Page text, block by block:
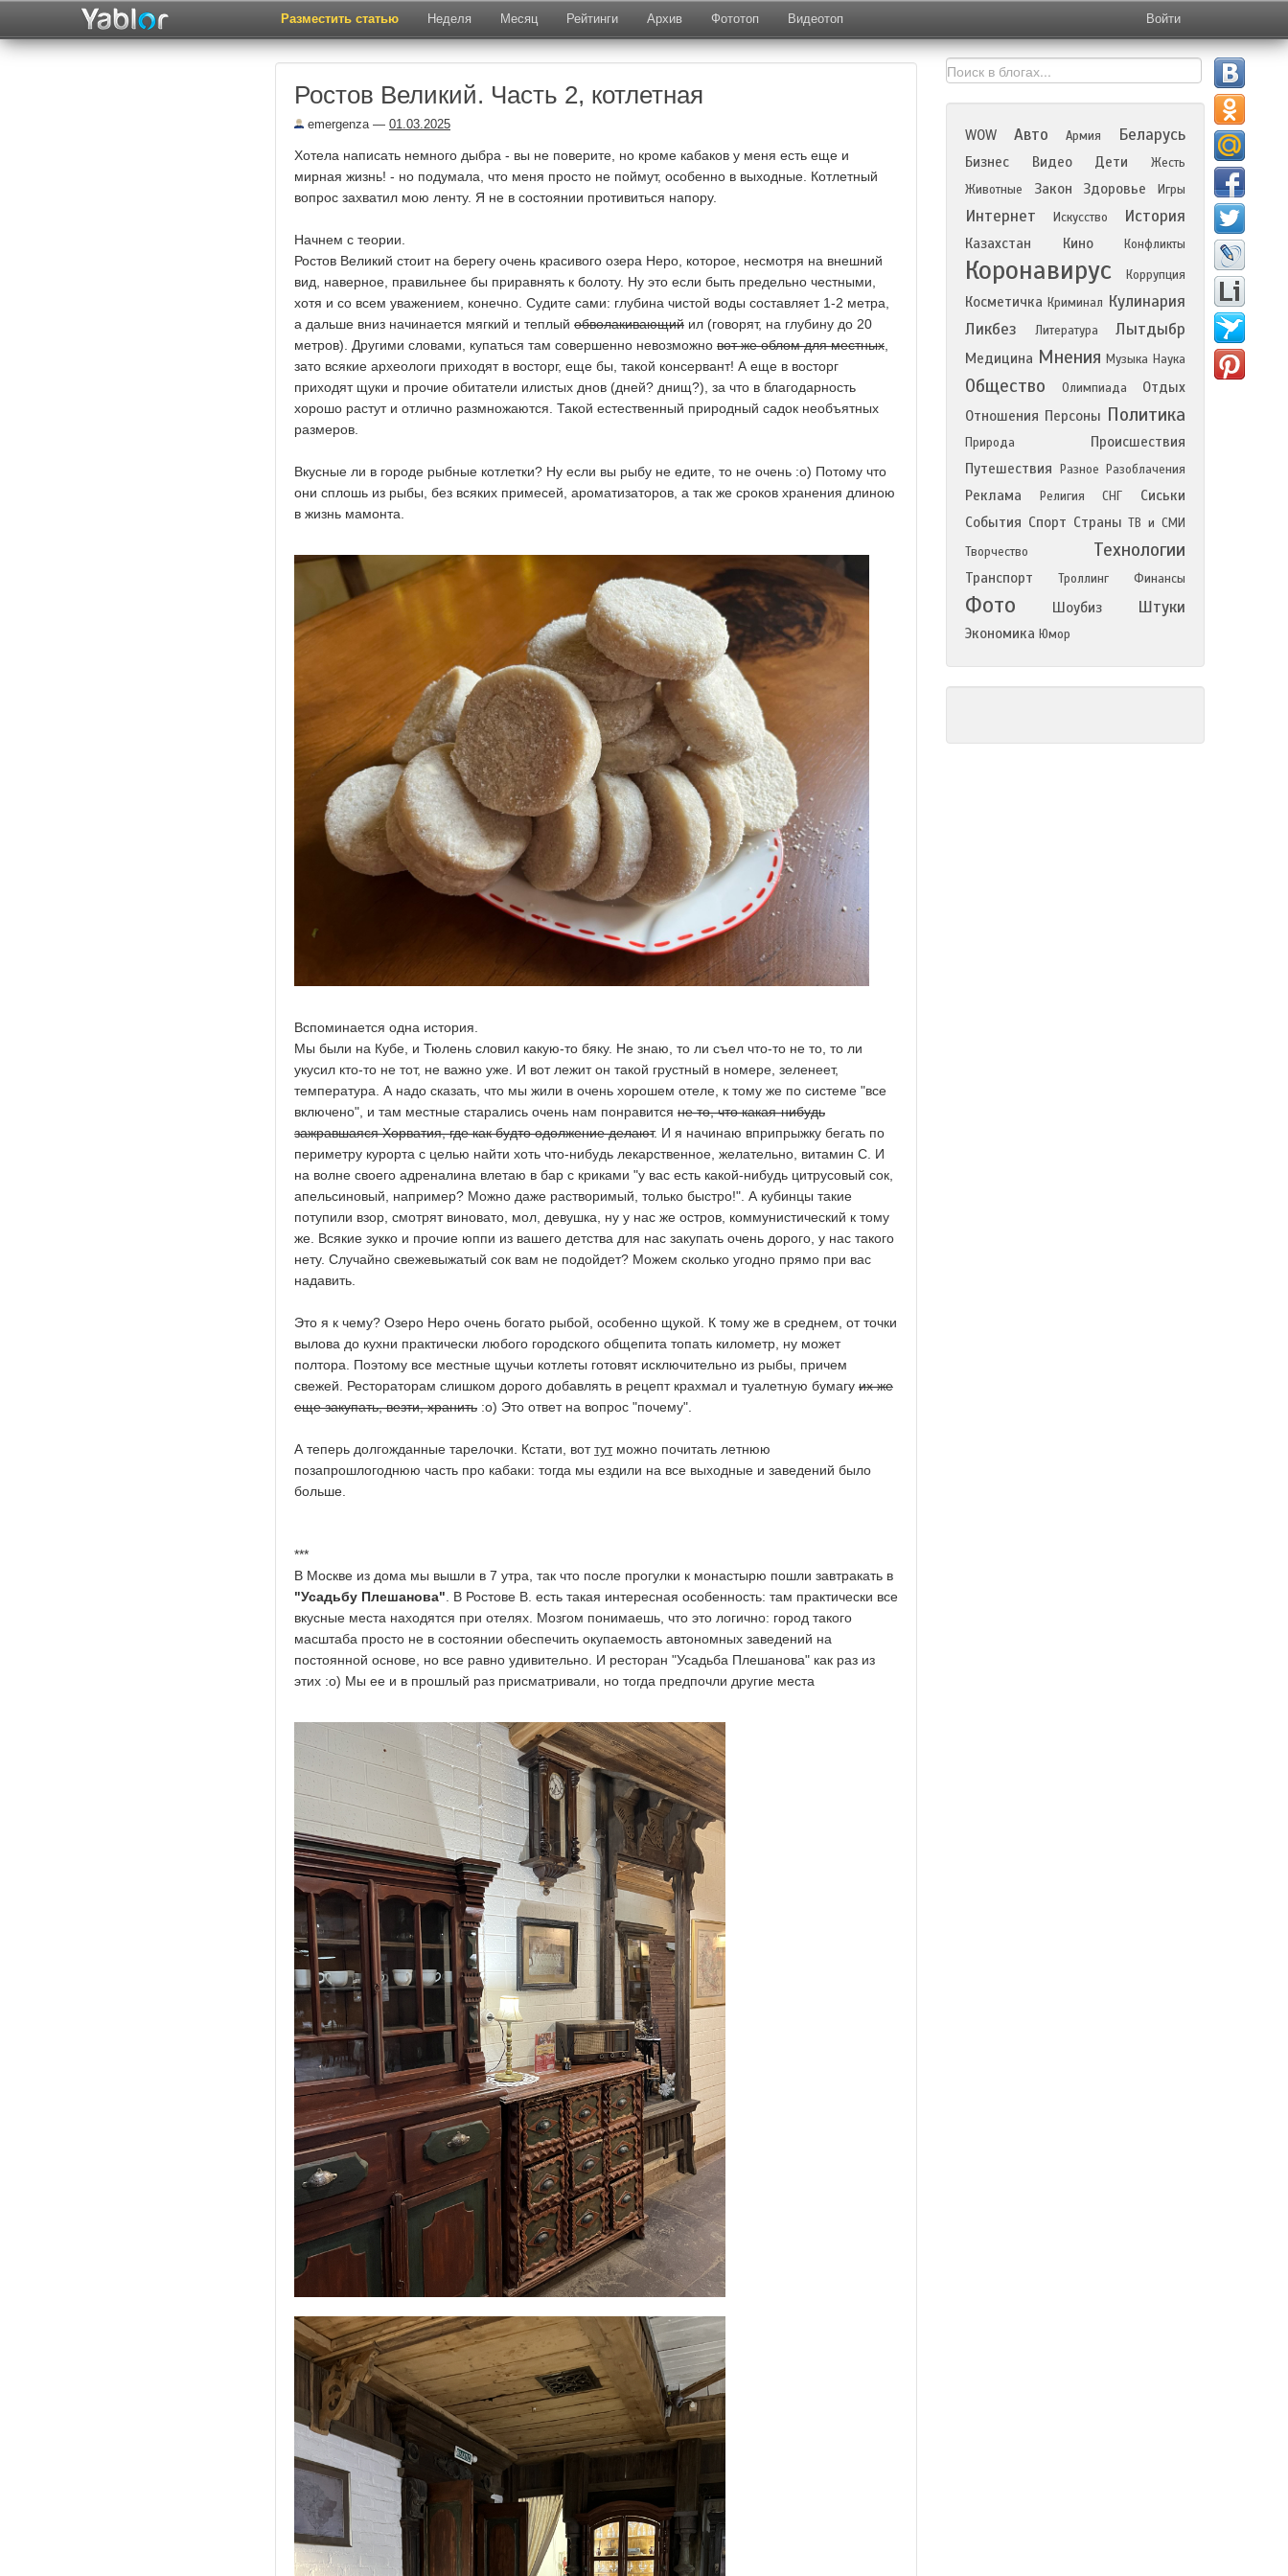
Разместить статью Неделя Месяц Рейтинги Архив Фототоп Видеотоп Войти
Ростов Великий. Часть 2, котлетная
emergenza— 01.03.2025
Хотела написать немного дыбра - вы не поверите, но кроме кабаков у меня есть еще и
мирная жизнь! - но подумала, что меня просто не поймут, особенно в выходные. Котлетный
вопрос захватил мою ленту. Я не в состоянии противиться напору.
Начнем с теории.
Ростов Великий стоит на берегу очень красивого озера Неро, которое, несмотря на внешний
вид, наверное, правильнее бы приравнять к болоту. Ну это если быть предельно честными,
хотя и со всем уважением, конечно. Судите сами: глубина чистой воды составляет 1-2 метра,
а дальше вниз начинается мягкий и теплый обволакивающий ил (говорят, на глубину до 20
метров). Другими словами, купаться там совершенно невозможно вот же облом для местных
зато всякие археологи приходят в восторг, еще бы, такой консервант! А еще в восторг
приходят щуки и прочие обитатели илистых днов (дней? днищ?), за что в благодарность
хорошо растут и отлично размножаются. Такой естественный природный садок необъятных
размеров.
Вкусные ли в городе рыбные котлетки? Ну если вы рыбу не едите, то не очень :о) Потому что
они сплошь из рыбы, без всяких примесей, ароматизаторов, а так же сроков хранения длиною
в жизнь мамонта.
Вспоминается одна история.
Мы были на Кубе, и Тюлень словил какую-то бяку. Не знаю, то ли съел что-то не то, то ли
укусил кто-то не тот, не важно уже. И вот лежит он такой грустный в номере, зеленеет,
температура. А надо сказать, что мы жили в очень хорошем отеле, к тому же по системе "все
включено", и там местные старались очень нам понравится не то, что какая-нибудь
зажравшаяся Хорватия, где как будто одолжение делают. И я начинаю вприпрыжку бегать по
периметру курорта с целью найти хоть что-нибудь лекарственное, желательно, витамин С. И
на волне своего адреналина влетаю в бар с криками "у вас есть какой-нибудь цитрусовый сок,
апельсиновый, например? Можно даже растворимый, только быстро!". А кубинцы такие
потупили взор, смотрят виновато, мол, девушка, ну у нас же остров, коммунистический к тому
же. Всякие зукко и прочие юппи из вашего детства для нас закупать очень дорого, у нас такого
нету. Случайно свежевыжатый сок вам не подойдет? Можем сколько угодно прямо при вас
надавить.
Это я к чему? Озеро Неро очень богато рыбой, особенно щукой. К тому же в среднем, от точки
вылова до кухни практически любого городского общепита топать километр, ну может
полтора. Поэтому все местные щучьи котлеты готовят исключительно из рыбы, причем
свежей. Рестораторам слишком дорого добавлять в рецепт крахмал и туалетную бумагу их же
еще закупать, везти, хранить :о) Это ответ на вопрос "почему".
А теперь долгожданные тарелочки. Кстати, воттутможно почитать летнюю
позапрошлогоднюю часть про кабаки: тогда мы ездили на все выходные и заведений было
больше.
***
В Москве из дома мы вышли в 7 утра, так что после прогулки к монастырю пошли завтракать в
"Усадьбу Плешанова" . В Ростове В. есть такая интересная особенность: там практически все
вкусные места находятся при отелях. Мозгом понимаешь, что это логично: город такого
масштаба просто не в состоянии обеспечить окупаемость автономных заведений на
постоянной основе, но все равно удивительно. И ресторан "Усадьба Плешанова" как раз из
этих :о) Мы ее и в прошлый раз присматривали, но тогда предпочли другие места
WOW Авто Армия Беларусь
Бизнес Видео Дети
Жесть
Животные
Закон Здоровье Игры
Интернет Искусство История
Казахстан Кино Конфликты
Коронавирус Коррупция
Косметичка Криминал Кулинария
Ликбез
Литература Лытдыбр
Медицина Мнения Музыка Наука
Общество Олимпиада
Отдых
Отношения Персоны Политика
Природа
Происшествия
Путешествия
Разное Разоблачения
Реклама Религия СНГ
Сиськи
События Спорт Страны ТВ и СМИ
Творчество
Технологии
Транспорт Троллинг Финансы
Фото Шоубиз Штуки
Экономика Юмор